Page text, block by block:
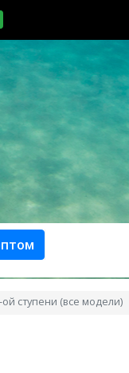
ступени (все модели)